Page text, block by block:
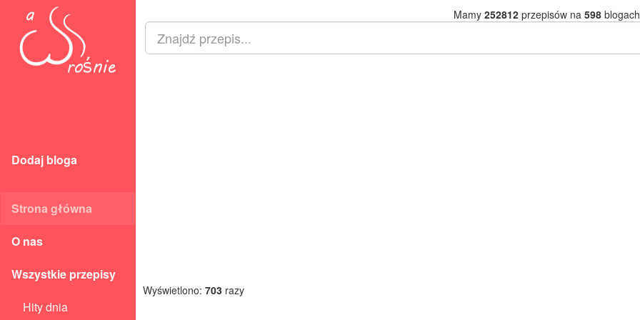
Dodaj bloga
Strona główna
O nas
Wszystkie przepisy
Hity dnia
Mamy 252812przepisów na 598
Wyświetlono: 703 razy